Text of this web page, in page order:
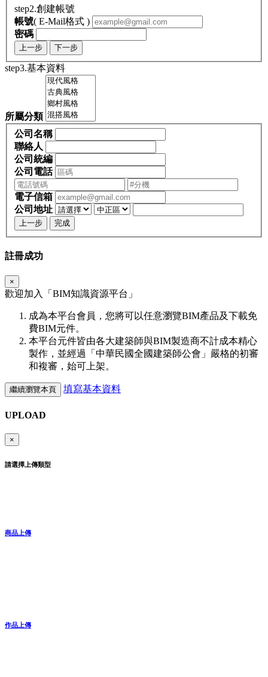
step2.創建帳號
帳號( E-Mail格式 )
密碼
上一步 下一步
step3.基本資料
所屬分類
公司名稱
聯絡人
公司統編
公司電話
電子信箱
公司地址
上一步 完成
註冊成功
×
歡迎加入「 BIM知識資源平台」
成為本平台會員，您將可以任意瀏覽BIM產品及下載免
費BIM元件。
本平台元件皆由各大建築師與BIM製造商不計成本精心
製作，並經過「中華民國全國建築師公會」嚴格的初審
和複審，始可上架。
繼續瀏覽本頁 填寫基本資料
UPLOAD
×
請選擇上傳類型
商品上傳
作品上傳